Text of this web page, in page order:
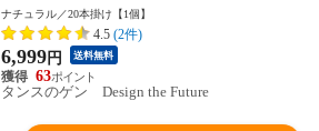
ク ズボンハンガー ボトムスハンガー 衣類
収納 クローゼット タオルハンガー ラック
パンツ スラックス ズボン キャスター付 84
300049〔ナチュラル(20本掛け)〕
ナチュラル／20本掛け【1個】
4.5 (2件)
6,999円 送料無料
63
タンスのゲン Design the Future